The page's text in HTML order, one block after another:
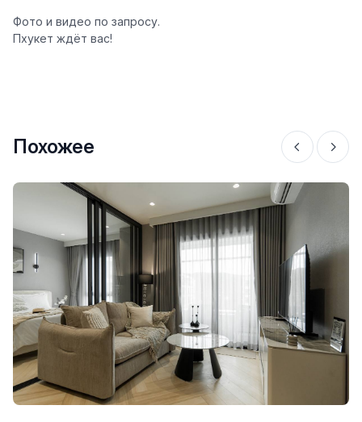
Фото и видео по запросу.
Пхукет ждёт вас! ️
Похожее